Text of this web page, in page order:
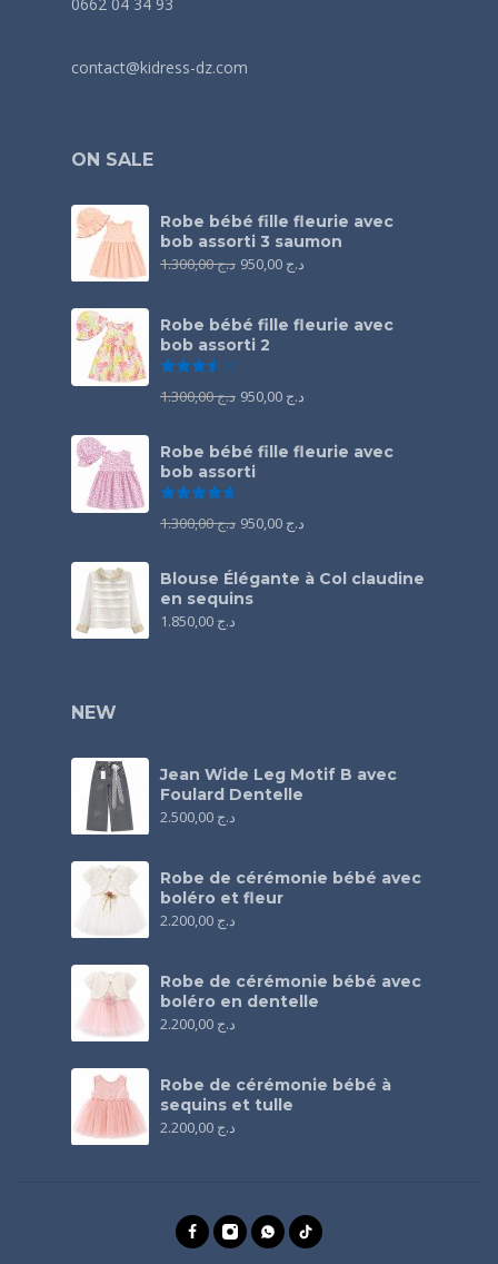
0662 04 34 93
contact@kidress-dz.com
ON SALE
Robe bébé fille fleurie avec
bob assorti 3 saumon
د.ج1.300,00 د.ج
Robe bébé fille fleurie avec
bob assorti 2
د.ج1.300,00 د.ج
Robe bébé fille fleurie avec
bob assorti
د.ج1.300,00 د.ج
Blouse Élégante à Col claudine
en sequins
د.ج
NEW
Jean Wide Leg Motif B avec
Foulard Dentelle
د.ج
Robe de cérémonie bébé avec
boléro et fleur
د.ج
Robe de cérémonie bébé avec
boléro en dentelle
د.ج
Robe de cérémonie bébé à
sequins et tulle
د.ج